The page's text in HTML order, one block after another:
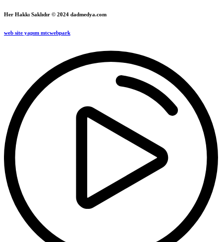
Her Hakkı Saklıdır © 2024 dadmedya.com
web site yapım mtcwebpark